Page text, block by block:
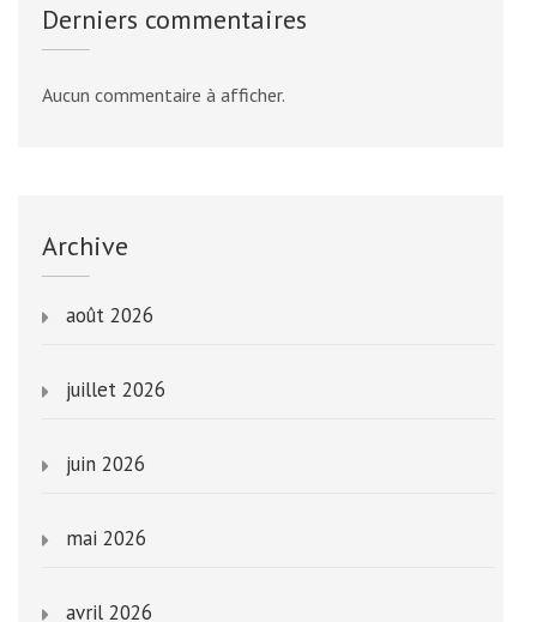
Derniers commentaires
Aucun commentaire à afficher.
Archive
août 2026
juillet 2026
juin 2026
mai 2026
avril 2026